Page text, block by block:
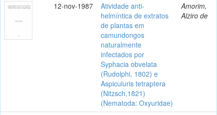
12-nov-1987
Atividade anti-
helmíntica de extratos
de plantas em
camundongos
naturalmente
infectados por
Syphacia obvelata
(Rudolphi, 1802) e
Aspiculuris tetraptera
(Nitzsch,1821)
(Nematoda: Oxyuridae)
Amorim,
Alziro de